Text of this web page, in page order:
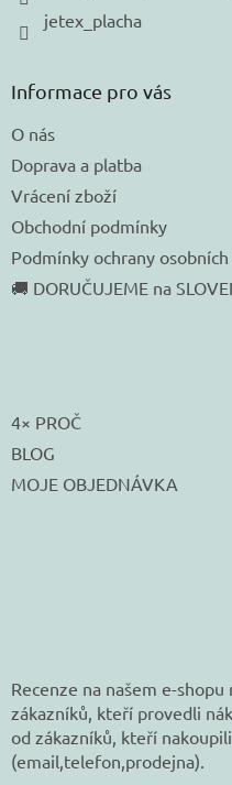
jetex_placha
Informace pro vás
O nás
Doprava a platba
Vrácení zboží
Obchodní podmínky
Podmínky ochrany
🚚 DORUČUJEME na
4× PROČ
BLOG
MOJE OBJEDNÁVKA
Recenze na našem e-
zákazníků, kteří provedli
od zákazníků, kteří
(email,telefon,prodejna).